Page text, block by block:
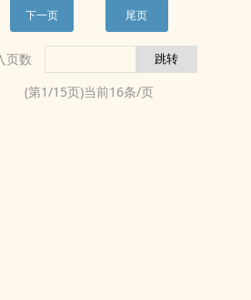
价，这块芯片
云淡风轻地说：“我改主意了。”
笑，把钱收回去一半，“可惜你现在只值五
聂佐一巴掌，颤声说：“你这个骗子，你给
下一页 尾页
页数
(第1/15页)当前16条/页